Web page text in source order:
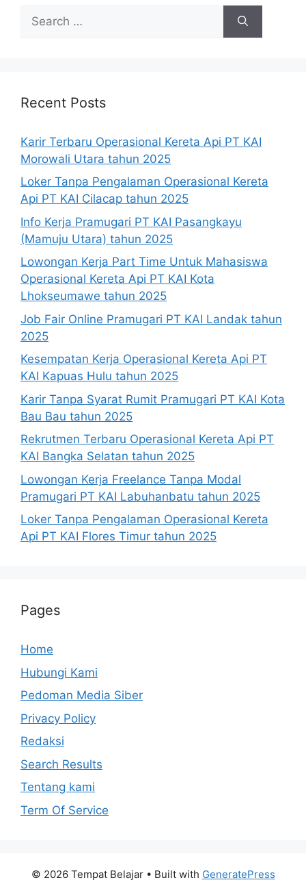
for:
Recent Posts
Karir Terbaru Operasional Kereta Api PT KAI
Morowali Utara tahun 2025
Loker Tanpa Pengalaman Operasional Kereta
Api PT KAI Cilacap tahun 2025
Info Kerja Pramugari PT KAI Pasangkayu
(Mamuju Utara) tahun 2025
Lowongan Kerja Part Time Untuk Mahasiswa
Operasional Kereta Api PT KAI Kota
Lhokseumawe tahun 2025
Job Fair Online Pramugari PT KAI Landak tahun
2025
Kesempatan Kerja Operasional Kereta Api PT
KAI Kapuas Hulu tahun 2025
Karir Tanpa Syarat Rumit Pramugari PT KAI Kota
Bau Bau tahun 2025
Rekrutmen Terbaru Operasional Kereta Api PT
KAI Bangka Selatan tahun 2025
Lowongan Kerja Freelance Tanpa Modal
Pramugari PT KAI Labuhanbatu tahun 2025
Loker Tanpa Pengalaman Operasional Kereta
Api PT KAI Flores Timur tahun 2025
Pages
Home
Hubungi Kami
Pedoman Media Siber
Privacy Policy
Redaksi
Search Results
Tentang kami
Term Of Service
© 2026 Tempat Belajar• Built with GeneratePress